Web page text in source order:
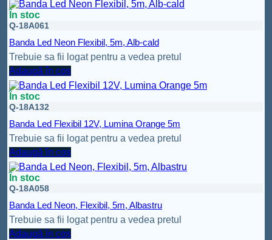
În stoc
Q-18A061
Banda Led Neon Flexibil, 5m, Alb-cald
Trebuie sa fii logat pentru a vedea pretul
Adaugă în coș
În stoc
Q-18A132
Banda Led Flexibil 12V, Lumina Orange 5m
Trebuie sa fii logat pentru a vedea pretul
Adaugă în coș
În stoc
Q-18A058
Banda Led Neon, Flexibil, 5m, Albastru
Trebuie sa fii logat pentru a vedea pretul
Adaugă în coș